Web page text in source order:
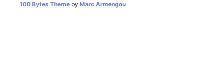
100 Bytes Theme by Marc Armengou